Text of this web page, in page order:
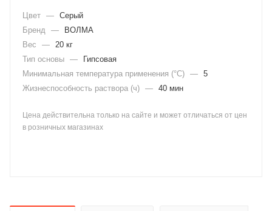
Цвет — Серый
Бренд —
ВОЛМА
Вес
— 20 кг
Тип основы —
Гипсовая
Минимальная температура применения (°C) — 5
Жизнеспособность раствора (ч) — 40 мин
Цена действительна только на сайте и может отличаться от цен
в розничных магазинах